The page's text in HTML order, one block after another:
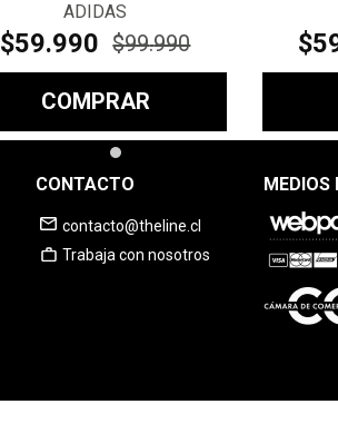
ADIDAS
$59.990 $99.990
COMPRAR
$
CONTACTO
contacto@theline.cl
Trabaja con nosotros
MEDIOS